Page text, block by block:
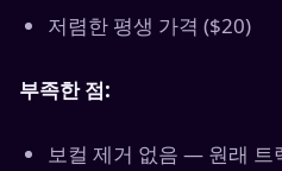
저렴한 평생 가격 ($20)
부족한 점:
보컬 제거 없음 — 원래 트